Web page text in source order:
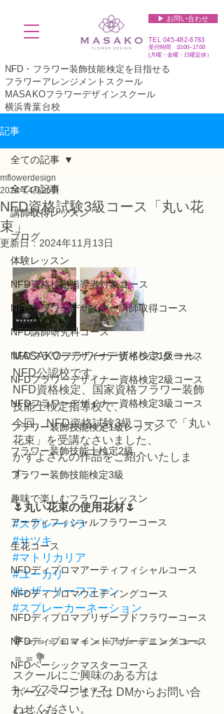
▶︎ お問い合わせ
TEL045-482-6783
受付時間 10:00~17:00​​​
(​月曜・金曜・日曜定休）
NFD・フラワー装飾技能検定を目指せる
フラワーアレンジメントスクール
MASAKOフラワーデザインスクール
横浜青葉台校
記事
全ての記事
講師取得レッスン
ブログ
体験レッスン
NFD資格検定指導者対象コース
NFDフラワーデザイナー講師取得コース
NFD講師研究科コース
NFDフラワーデザイナー資格検定1級コース
NFDフラワーデザイナー資格検定2級コース
NFDフラワーデザイナー資格検定3級コース
フラワー装飾技能検定1級レッスン
フラワー装飾技能士検定2級
フラワー装飾技能検定3級
趣味で楽しむフラワーレッスン
アーティフィシャルフラワーコース
生花コース
NFDディプロマアーティフィシャルコース
NFDディプロマウエディングコース
NFDディプロマプリザーブドフラワーコース
NFDディプロマインドアガーデニングコース
NFDベーシックマスターコース
キッズフラワーレッス
全ての記事
NFD資格試験3級コース「丸い花
束」
mflowerdesign
2024年4月26日
更新日： 2024年11月13日
MASAKOフラワーデザインスクール、
NFD公認校です。
NFD資格検定、国家資格フラワー装飾
技能士検定指導校で、
今回、NFD資格試験3級コースで「丸い
花束」を受講なさいました、
かずよさんの作品をご紹介いたしま
す。
🌷丸い花束の使用花材🌷
#スプレーバラ
#サツキ
#マトリカリア
#ユーカリ
#レザーリーフファン
#スプレーカーネーション
💐＝＝＝＝＝＝＝＝＝＝＝＝＝＝＝＝
＝＝💐
スクールにご興味のある方は
ホームページまたは DMからお問い合
わせください。